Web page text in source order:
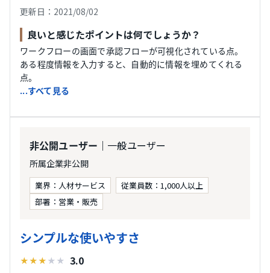
更新日：2021/08/02
良いと感じたポイントは何でしょうか？
ワークフローの画面で承認フローが可視化されている点。
ある程度情報を入力すると、自動的に情報を埋めてくれる
点。
...すべて見る
非公開ユーザー ｜一般ユーザー
所属企業非公開
業界：人材サービス
従業員数：1,000人以上
部署：営業・販売
シンプルな使いやすさ
★★★ ★ ★ 3.0